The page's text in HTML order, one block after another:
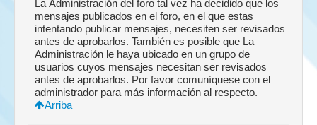
La Administración del foro tal vez ha decidido que los
mensajes publicados en el foro, en el que estas
intentando publicar mensajes, necesiten ser revisados
antes de aprobarlos. También es posible que La
Administración le haya ubicado en un grupo de
usuarios cuyos mensajes necesitan ser revisados
antes de aprobarlos. Por favor comuníquese con el
administrador para más información al respecto.
Arriba